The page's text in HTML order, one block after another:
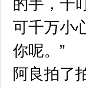
的手，千
可千万小
你呢。”
阿良拍了